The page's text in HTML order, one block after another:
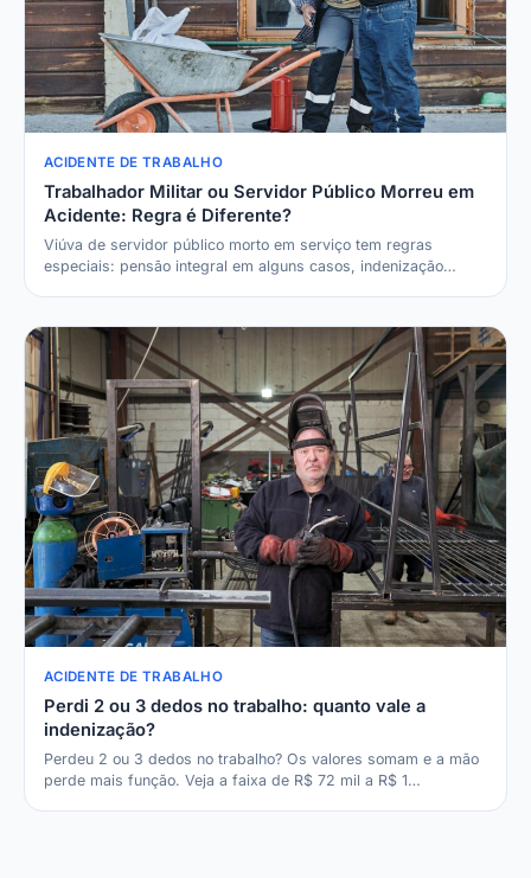
ACIDENTE DE TRABALHO
Trabalhador Militar ou Servidor Público Morreu em
Acidente: Regra é Diferente?
Viúva de servidor público morto em serviço tem regras
especiais: pensão integral em alguns casos, indenização…
ACIDENTE DE TRABALHO
Perdi 2 ou 3 dedos no trabalho: quanto vale a
indenização?
Perdeu 2 ou 3 dedos no trabalho? Os valores somam e a mão
perde mais função. Veja a faixa de R$ 72 mil a R$ 1…